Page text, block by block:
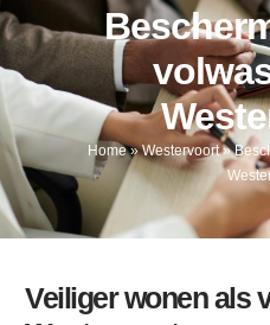
Home»Westervoort»
Veiliger wonen als